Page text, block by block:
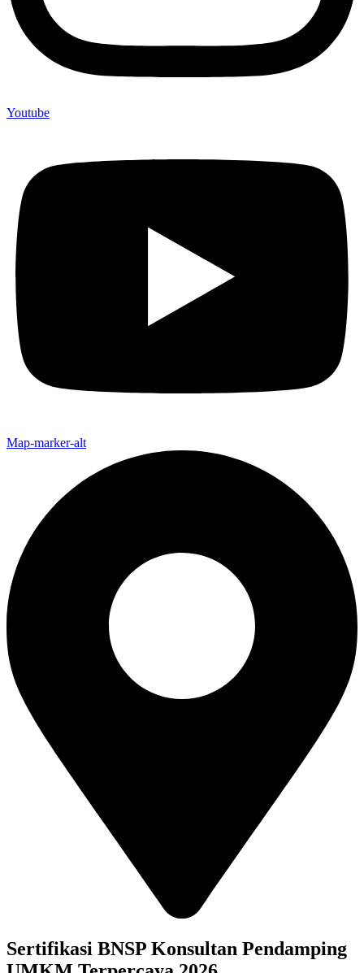
Youtube
Map-marker-alt
Sertifikasi BNSP Konsultan Pendamping